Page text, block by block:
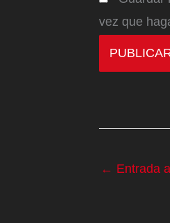
vez que
← Entrada